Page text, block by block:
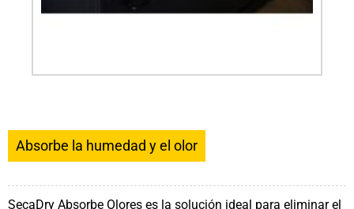
Absorbe la humedad y el olor
SecaDry Absorbe Olores es la solución ideal para eliminar el